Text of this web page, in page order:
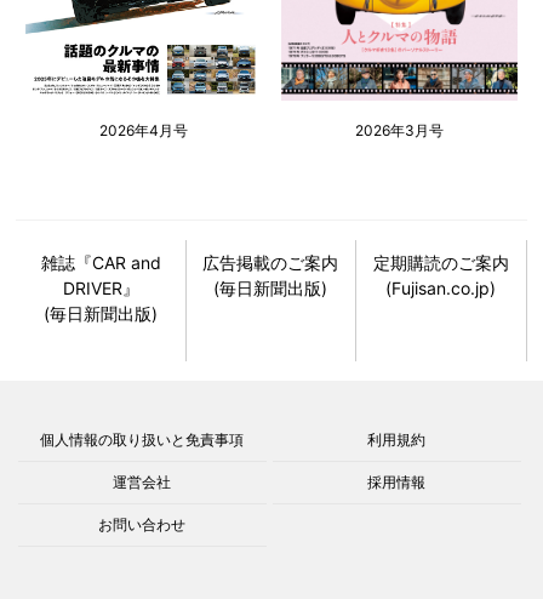
2026年4月号 2026年3月号
雑誌『CAR and
DRIVER』
(毎日新聞出版)
広告掲載のご案内
(毎日新聞出版)
定期購読のご案内
(Fujisan.co.jp)
個人情報の取り扱いと免責事項 利用規約
運営会社 採用情報
お問い合わせ